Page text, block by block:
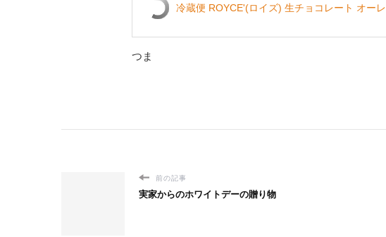
冷蔵便 ROYCE'(ロイズ) 生チョコレート オーレ
つま
前の記事
実家からのホワイトデーの贈り物